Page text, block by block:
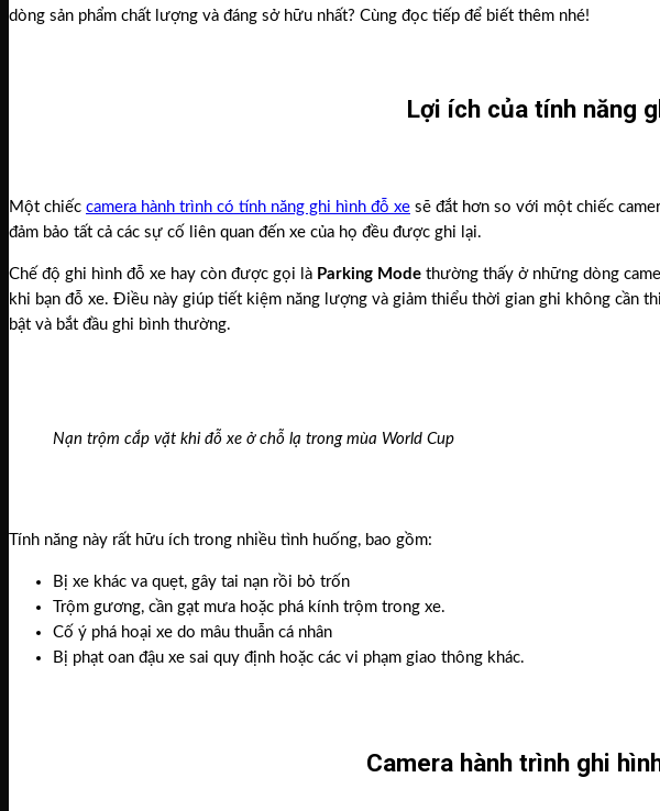
dòng sản phẩm chất lượng và đáng sở hữu nhất? Cùng đọc tiếp để biết thêm nhé!
Lợi ích của tính năng
Một chiếc camera hành trình có tính năng ghi hình đỗ xe sẽ đắt hơn so với một chiếc
đảm bảo tất cả các sự cố liên quan đến xe của họ đều được ghi lại.
Chế độ ghi hình đỗ xe hay còn được gọi là Parking Mode thường thấy ở những dòng
khi bạn đỗ xe. Điều này giúp tiết kiệm năng lượng và giảm thiểu thời gian ghi không cần
bật và bắt đầu ghi bình thường.
Nạn trộm cắp vặt khi đỗ xe ở chỗ lạ trong mùa World Cup
Tính năng này rất hữu ích trong nhiều tình huống, bao gồm:
Bị xe khác va quẹt, gây tai nạn rồi bỏ trốn
Trộm gương, cần gạt mưa hoặc phá kính trộm trong xe.
Cố ý phá hoại xe do mâu thuẫn cá nhân
Bị phạt oan đậu xe sai quy định hoặc các vi phạm giao thông khác.
Camera hành trình ghi